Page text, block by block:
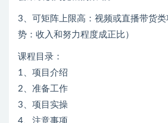
3、可矩阵上限高：视频或直播带货
势：收入和努力程度成正比）
课程目录：
1、项目介绍
2、准备工作
3、项目实操
4、注意事项